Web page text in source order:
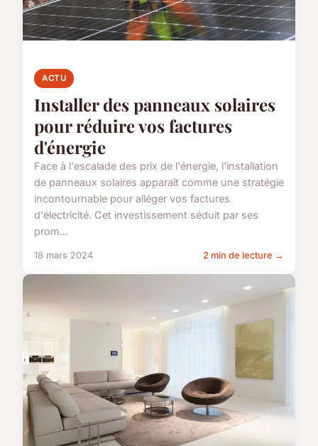
ACTU
Installer des panneaux solaires
pour réduire vos factures
d'énergie
Face à l'escalade des prix de l'énergie, l'installation
de panneaux solaires apparaît comme une stratégie
incontournable pour alléger vos factures
d'électricité. Cet investissement séduit par ses
prom...
18 mars 2024 2 min de lecture →